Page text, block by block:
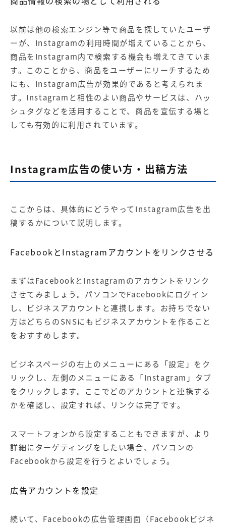
以前は他の検索エンジン等で商品を探していたユーザ
ーが、Instagramの利用時間が増えていることから、
商品をInstagram内で検索する機会も増えてきていま
す。このことから、商品をユーザーにリーチするため
にも、Instagram広告が効果的であると考えられま
す。Instagramと相性のよい商品やサービスは、ハッ
シュタグなどを活用することで、商品を宣伝する場と
しても有効的に利用されています。
Instagram広告の使い方・出稿方法
ここからは、具体的にどうやってInstagram広告を出
稿するかについて説明します。
FacebookとInstagramアカウントをリンクさせる
まずはFacebookとInstagramのアカウントをリンク
させてみましょう。パソコンでFacebookにログイン
し、ビジネスアカウントと連携します。お持ちでない
方はどちらのSNSにもビジネスアカウントを作ること
をおすすめします。
ビジネスページの右上のメニューにある「設定」をク
リックし、左側のメニューにある「Instagram」タブ
をクリックします。ここでどのアカウントと連携する
かを確認し、設定すれば、リンクは完了です。
スマートフォンから設定することもできますが、より
詳細にターゲティングをしたい場合、パソコンの
Facebookから設定を行うとよいでしょう。
広告アカウントを設定
続いて、Facebookの広告管理画面（Facebookビジネ